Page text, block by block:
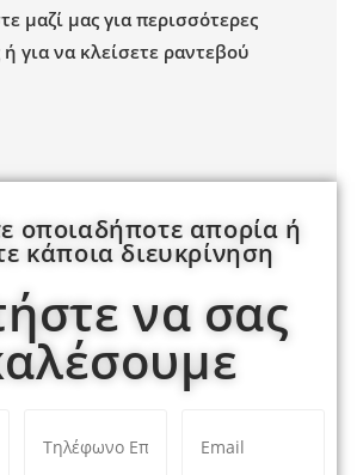
μαζί μας για περισσότερες
για να κλείσετε ραντεβού
οποιαδήποτε απορία ή
κάποια διευκρίνηση
να σας